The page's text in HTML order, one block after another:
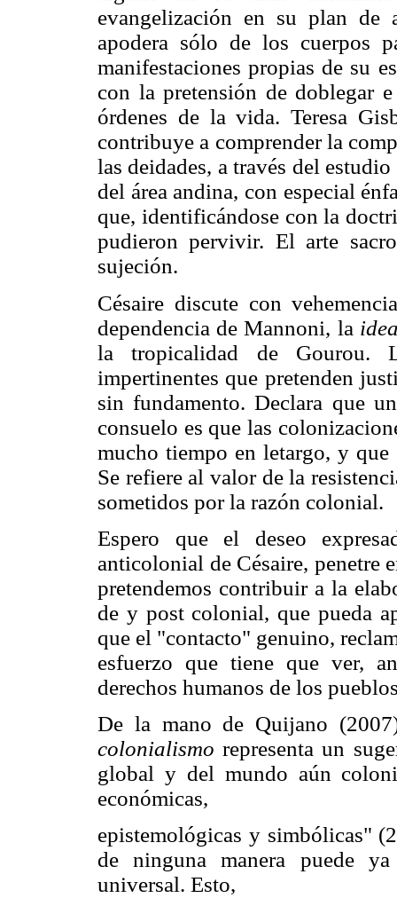
evangelización en su plan
apodera sólo de los cuerpos
manifestaciones propias de su
con la pretensión de doblegar
órdenes de la vida. Teresa
contribuye a comprender la
las deidades, a través del
del área andina, con especial
que, identificándose con la
pudieron pervivir. El arte
sujeción.
Césaire discute con
dependencia de Mannoni, la
la tropicalidad de Gourou.
impertinentes que pretenden
sin fundamento. Declara que
consuelo es que las
mucho tiempo en letargo, y
Se refiere al valor de la
sometidos por la razón colonial.
Espero que el deseo
anticolonial de Césaire, penetre
pretendemos contribuir a la
de y post colonial, que pueda
que el "contacto" genuino,
esfuerzo que tiene que ver,
derechos humanos de los
De la mano de Quijano
colonialismorepresenta un
global y del mundo aún
económicas,
epistemológicas y simbólicas"
de ninguna manera puede
universal. Esto,